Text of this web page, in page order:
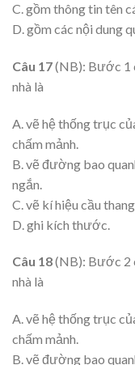
C. gồm thông tin tên
D. gồm các nội dung
Câu 17(NB): Bước 1
nhà là
A. vẽ hệ thống trục
chấm mảnh.
B. vẽ đường bao
ngắn.
C. vẽ kí hiệu cầu
D. ghi kích thước.
Câu 18(NB): Bước 2
nhà là
A. vẽ hệ thống trục
chấm mảnh.
B. vẽ đường bao